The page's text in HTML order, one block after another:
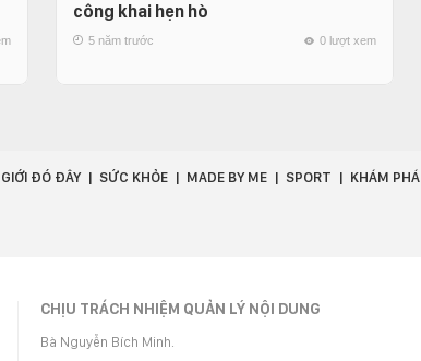
công khai hẹn hò
5 năm trước 0 lượt xem
ĐÓ ĐÂY SỨC KHỎE MADE BY ME SPORT KHÁM PHÁ
CHỊU TRÁCH NHIỆM QUẢN LÝ NỘI DUNG
Bà Nguyễn Bích Minh.